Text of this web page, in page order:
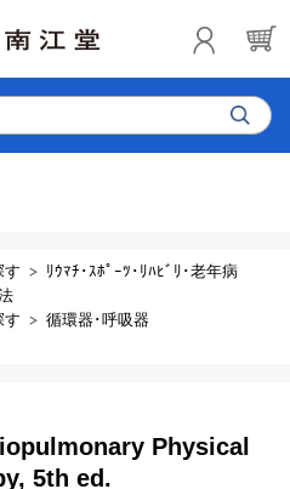
す
ﾘｳﾏﾁ･ｽﾎﾟｰﾂ･ﾘﾊﾋﾞﾘ･老年病
す
循環器･呼吸器
Physical
5th ed.